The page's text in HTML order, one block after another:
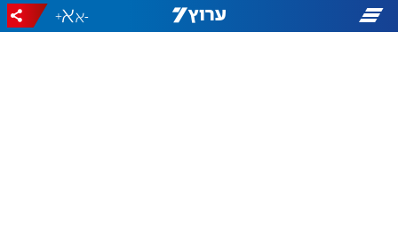
-
+